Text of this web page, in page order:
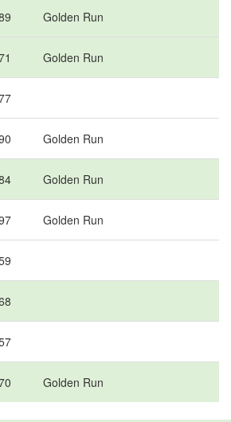
Golden Run
Golden Run
Golden Run
Golden Run
Golden Run
Golden Run